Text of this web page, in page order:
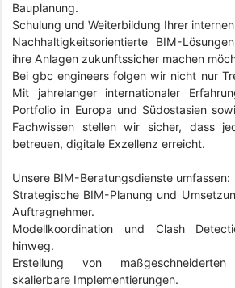
Bauplanung.
Schulung und Weiterbildung Ihrer
Nachhaltigkeitsorientierte BIM-
ihre Anlagen zukunftssicher machen
Bei gbc engineers folgen wir nicht nur
Mit jahrelanger internationaler
Portfolio in Europa und Südostasien
Fachwissen stellen wir sicher, dass
betreuen, digitale Exzellenz erreicht.
Unsere BIM-Beratungsdienste umfassen:
Strategische BIM-Planung und
Auftragnehmer.
Modellkoordination und Clash
hinweg.
Erstellung von
skalierbare Implementierungen.